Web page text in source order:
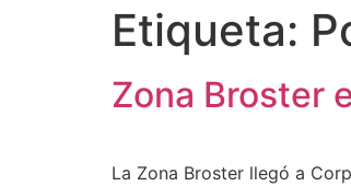
Etiqueta:
Zona Broster
La Zona Broster llegó a